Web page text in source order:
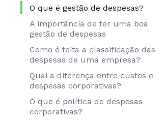
O que é gestão de despesas?
A importância de ter uma boa
gestão de despesas
Como é feita a classificação das
despesas de uma empresa?
Qual a diferença entre custos e
despesas corporativas?
O que é política de despesas
corporativas?